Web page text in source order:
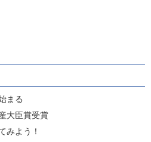
まる
大臣賞受賞
みよう！